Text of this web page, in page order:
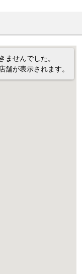
ませんでした。
舗が表示されます。